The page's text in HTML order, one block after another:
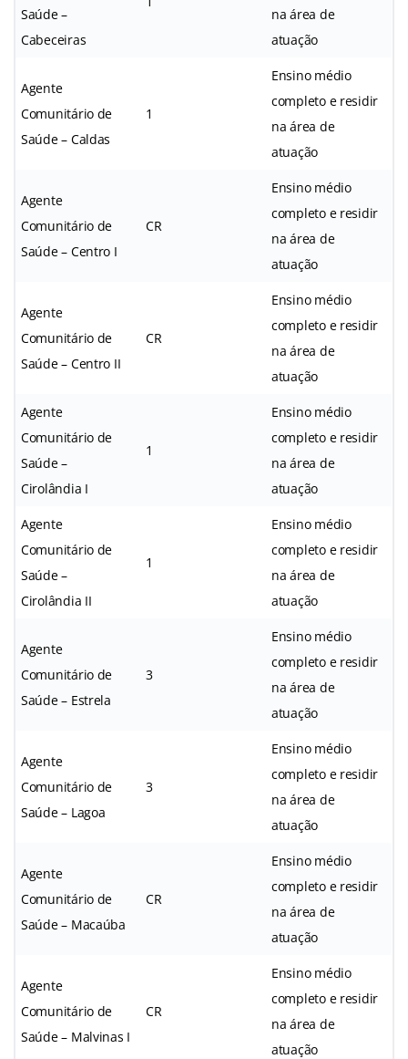
Saúde –
Cabeceiras
na área de
atuação
Agente
Comunitário de
Saúde – Caldas
1
Ensino médio
completo e residir
na área de
atuação
Agente
Comunitário de
Saúde – Centro I
CR
Ensino médio
completo e residir
na área de
atuação
Agente
Comunitário de
Saúde – Centro II
CR
Ensino médio
completo e residir
na área de
atuação
Agente
Comunitário de
Saúde –
Cirolândia I
1
Ensino médio
completo e residir
na área de
atuação
Agente
Comunitário de
Saúde –
Cirolândia II
1
Ensino médio
completo e residir
na área de
atuação
Agente
Comunitário de
Saúde – Estrela
3
Ensino médio
completo e residir
na área de
atuação
Agente
Comunitário de
Saúde – Lagoa
3
Ensino médio
completo e residir
na área de
atuação
Agente
Comunitário de
Saúde – Macaúba
CR
Ensino médio
completo e residir
na área de
atuação
Agente
Comunitário de
Saúde – Malvinas I
CR
Ensino médio
completo e residir
na área de
atuação